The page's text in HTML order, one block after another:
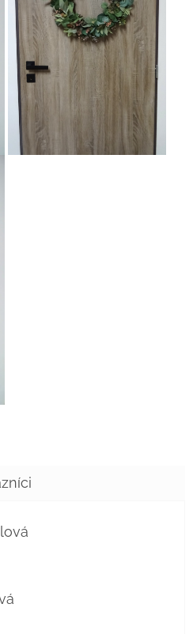
je 5 z 5 hvězdiček.
je 5 z 5 hvězdiček.